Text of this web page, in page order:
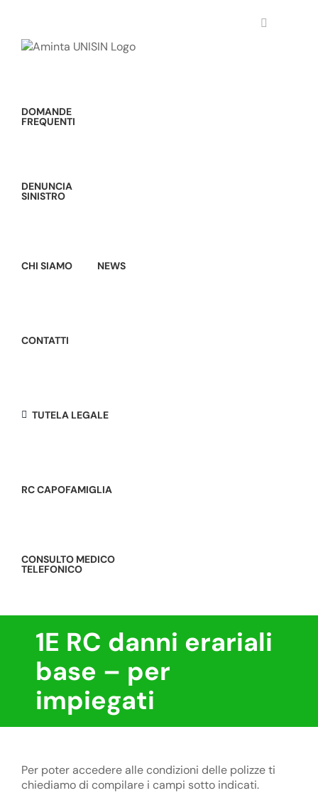
contenuto
DOMANDE
FREQUENTI
DENUNCIA
SINISTRO
CHI SIAMO NEWS
CONTATTI
TUTELA LEGALE
RC CAPOFAMIGLIA
CONSULTO MEDICO
TELEFONICO
1E RC danni erariali
base – per
impiegati
Per poter accedere alle condizioni delle polizze ti
chiediamo di compilare i campi sotto indicati.